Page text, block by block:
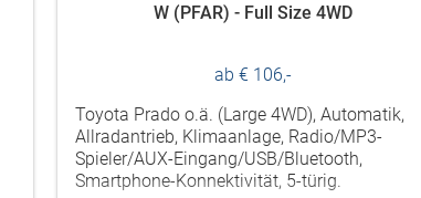
W (PFAR) - Full Size 4WD
ab € 106,-
Toyota Prado o.ä. (Large 4WD), Automatik,
Allradantrieb, Klimaanlage, Radio/MP3-
Spieler/AUX-Eingang/USB/Bluetooth,
Smartphone-Konnektivität, 5-türig.